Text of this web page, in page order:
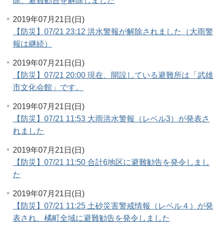
2019年07月21日(日)
【防災】07/21 23:12 洪水警報が解除されました（大雨警
報は継続）
2019年07月21日(日)
【防災】07/21 20:00 現在、開設している避難所は「武雄
市文化会館」です。
2019年07月21日(日)
【防災】07/21 11:53 大雨洪水警報（レベル3）が発表さ
れました
2019年07月21日(日)
【防災】07/21 11:50 合計6地区に避難勧告を発令しまし
た
2019年07月21日(日)
【防災】07/21 11:25 土砂災害警戒情報（レベル４）が発
表され、橘町全域に避難勧告を発令しました